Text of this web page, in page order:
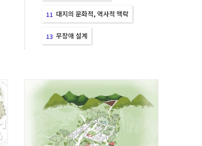
11 대지의 문화적, 역사적 맥락
13 무장애 설계